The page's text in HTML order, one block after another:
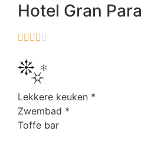
Hotel Gran
    
Lekkere keuken *
Zwembad *
Toffe bar